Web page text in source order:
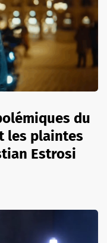
du
les plaintes
Estrosi